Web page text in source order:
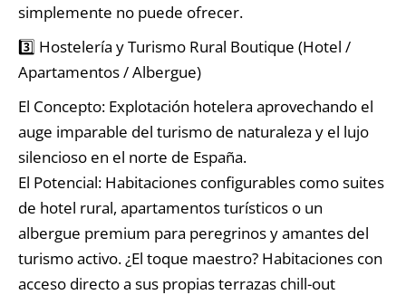
simplemente no puede ofrecer.
3️⃣ Hostelería y Turismo Rural Boutique (Hotel /
Apartamentos / Albergue)
El Concepto: Explotación hotelera aprovechando el
auge imparable del turismo de naturaleza y el lujo
silencioso en el norte de España.
El Potencial: Habitaciones configurables como suites
de hotel rural, apartamentos turísticos o un
albergue premium para peregrinos y amantes del
turismo activo. ¿El toque maestro? Habitaciones con
acceso directo a sus propias terrazas chill-out